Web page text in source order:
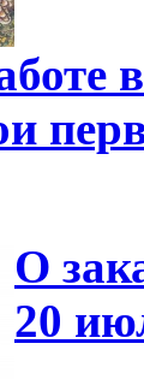
О
20